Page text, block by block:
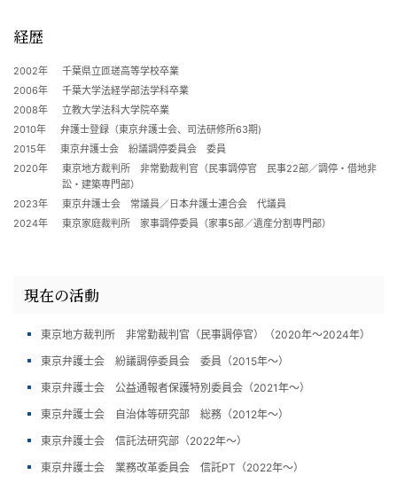
経歴
2002年
千葉県立匝瑳高等学校卒業
2006年
千葉大学法経学部法学科卒業
2008年
立教大学法科大学院卒業
2010年
弁護士登録（東京弁護士会、司法研修所63期)
2015年
東京弁護士会 紛議調停委員会 委員
2020年
東京地方裁判所 非常勤裁判官（民事調停官 民事22部／調停・借地非
訟・建築専門部）
2023年
東京弁護士会 常議員／日本弁護士連合会 代議員
2024年
東京家庭裁判所 家事調停委員（家事5部／遺産分割専門部）
現在の活動
東京地方裁判所 非常勤裁判官（民事調停官）（2020年～2024年）
東京弁護士会 紛議調停委員会 委員（2015年～）
東京弁護士会 公益通報者保護特別委員会（2021年～）
東京弁護士会 自治体等研究部 総務（2012年～）
東京弁護士会 信託法研究部（2022年～）
東京弁護士会 業務改革委員会 信託PT（2022年～）